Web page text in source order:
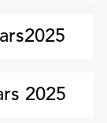
2025